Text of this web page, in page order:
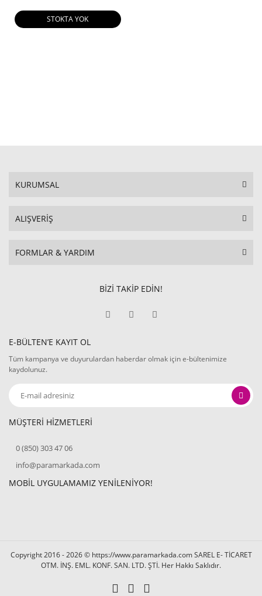
STOKTA YOK
KURUMSAL
ALIŞVERİŞ
FORMLAR & YARDIM
BİZİ TAKİP EDİN!
E-BÜLTEN’E KAYIT OL
Tüm kampanya ve duyurulardan haberdar olmak için e-bültenimize
kaydolunuz.
MÜŞTERİ HİZMETLERİ
0 (850) 303 47 06
info@paramarkada.com
MOBİL UYGULAMAMIZ YENİLENİYOR!
Copyright 2016 - 2026 © https://www.paramarkada.com SAREL E- TİCARET
OTM. İNŞ. EML. KONF. SAN. LTD. ŞTİ. Her Hakkı Saklıdır.